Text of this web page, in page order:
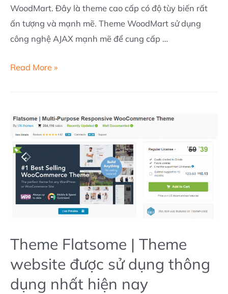
WoodMart. Đây là theme cao cấp có độ tùy biến rất
ấn tượng và mạnh mẽ. Theme WoodMart sử dụng
công nghệ AJAX mạnh mẽ để cung cấp …
Theme
giao
diện
xây
dựng
website
bán
chức
năng
Read More »
Theme Flatsome | Theme
website được sử dụng thông
dụng nhất hiện nay